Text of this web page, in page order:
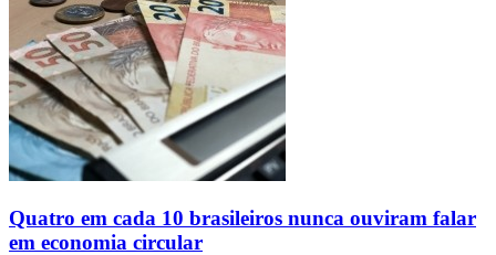
Quatro em cada 10 brasileiros nunca ouviram falar
em economia circular